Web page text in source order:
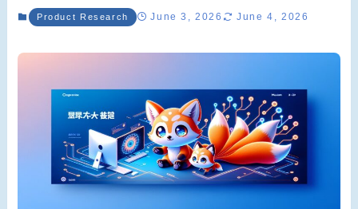
Product Research June 3, 2026 June 4, 2026